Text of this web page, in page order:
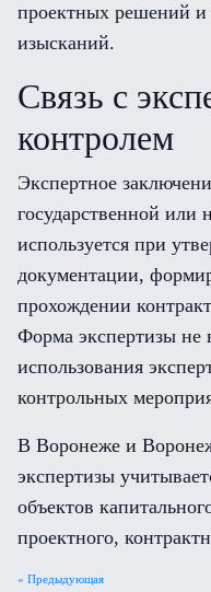
проектных решений и
изысканий.
Связь с
контролем
Экспертное
государственной или
используется при
документации,
прохождении
Форма экспертизы не
использования
контрольных
В Воронеже и
экспертизы
объектов
проектного,
« Предыдующая